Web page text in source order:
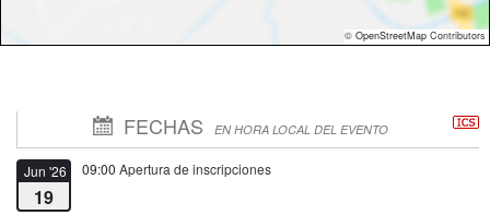
© OpenStreetMap Contributors
FECHAS EN HORA LOCAL DEL EVENTO
Jun '26
19
09:00 Apertura de inscripciones